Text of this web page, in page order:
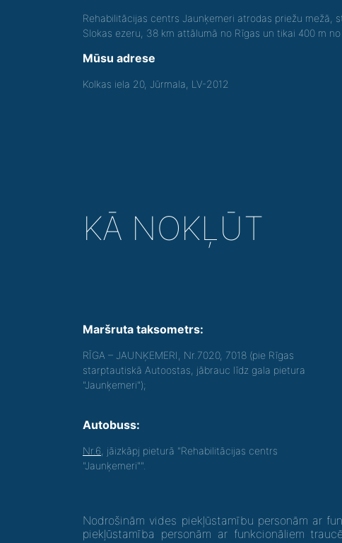
Rehabilitācijas centrs Jaunķemeri atrodas priežu mežā,
Slokas ezeru, 38 km attālumā no Rīgas un tikai 400 m no
Mūsu adrese
Kolkas iela 20, Jūrmala, LV-2012
KĀ NOKĻŪT
Maršruta taksometrs:
RĪGA – JAUNĶEMERI, Nr.7020, 7018 (pie Rīgas
starptautiskā Autoostas, jābrauc līdz gala pietura
"Jaunķemeri");
Autobuss:
Nr.6 , jāizkāpj pieturā "Rehabilitācijas centrs
"Jaunķemeri"".
Nodrošinām vides piekļūstamību personām ar
piekļūstamība personām ar funkcionāliem